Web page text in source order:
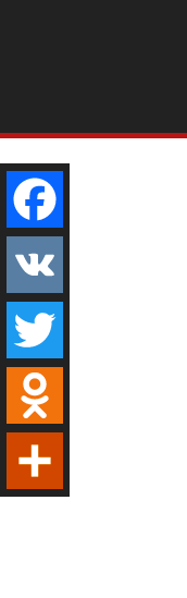
Facebook
VK
Twitter
Odnoklassniki